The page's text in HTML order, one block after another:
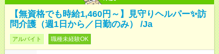
【無資格でも時給1,460円～】見守りヘルパー✨訪
問介護（週1日から／日勤のみ） /Ja
アルバイト 職種未経験OK